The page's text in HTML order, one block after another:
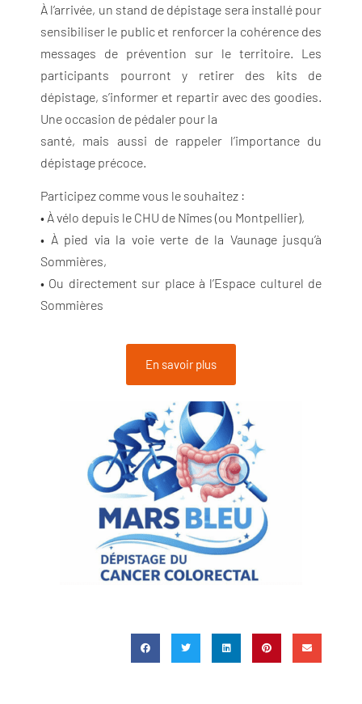
À l’arrivée, un stand de dépistage sera installé pour
sensibiliser le public et renforcer la cohérence des
messages de prévention sur le territoire. Les
participants pourront y retirer des kits de
dépistage, s’informer et repartir avec des goodies.
Une occasion de pédaler pour la
santé, mais aussi de rappeler l’importance du
dépistage précoce.
Participez comme vous le souhaitez :
• À vélo depuis le CHU de Nîmes (ou Montpellier),
• À pied via la voie verte de la Vaunage jusqu’à
Sommières,
• Ou directement sur place à l’Espace culturel de
Sommières
En savoir plus